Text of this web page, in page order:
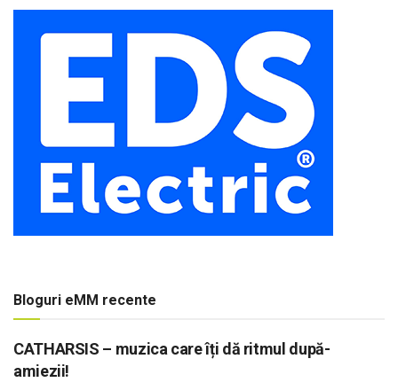
Bloguri eMM recente
CATHARSIS – muzica care îți dă ritmul după-
amiezii!